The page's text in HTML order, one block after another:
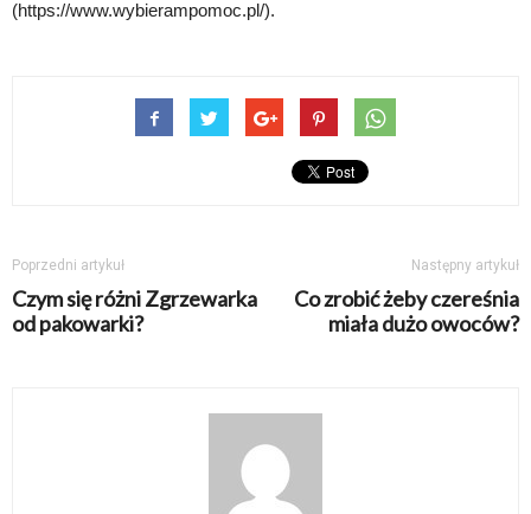
(https://www.wybierampomoc.pl/).
Poprzedni artykuł
Czym się różni Zgrzewarka
od pakowarki?
Następny artykuł
Co zrobić żeby czereśnia
miała dużo owoców?